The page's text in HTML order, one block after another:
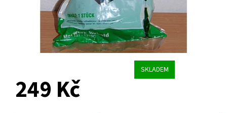
SKLADEM
249 Kč